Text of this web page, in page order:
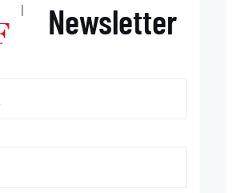
| Newsletter